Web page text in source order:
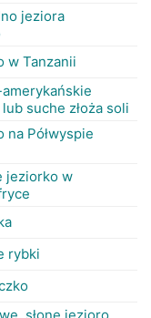
jeziora
w Tanzanii
lub suche złoża soli
na Półwyspie
jeziorko w
rybki